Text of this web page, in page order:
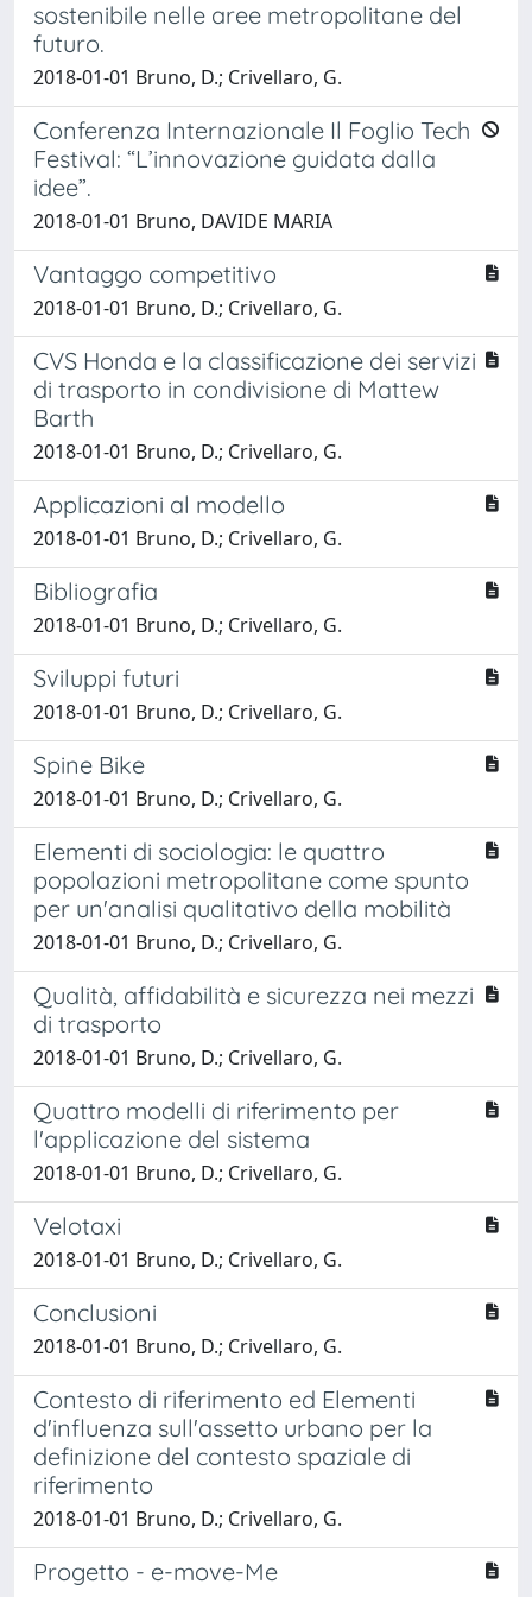
sostenibile nelle aree metropolitane del
futuro.
2018-01-01 Bruno, D.; Crivellaro, G.
Conferenza Internazionale Il Foglio Tech
Festival: “L’innovazione guidata dalla
idee”.
2018-01-01 Bruno, DAVIDE MARIA
Vantaggo competitivo
2018-01-01 Bruno, D.; Crivellaro, G.
CVS Honda e la classificazione dei servizi
di trasporto in condivisione di Mattew
Barth
2018-01-01 Bruno, D.; Crivellaro, G.
Applicazioni al modello
2018-01-01 Bruno, D.; Crivellaro, G.
Bibliografia
2018-01-01 Bruno, D.; Crivellaro, G.
Sviluppi futuri
2018-01-01 Bruno, D.; Crivellaro, G.
Spine Bike
2018-01-01 Bruno, D.; Crivellaro, G.
Elementi di sociologia: le quattro
popolazioni metropolitane come spunto
per un'analisi qualitativo della mobilità
2018-01-01 Bruno, D.; Crivellaro, G.
Qualità, affidabilità e sicurezza nei mezzi
di trasporto
2018-01-01 Bruno, D.; Crivellaro, G.
Quattro modelli di riferimento per
l'applicazione del sistema
2018-01-01 Bruno, D.; Crivellaro, G.
Velotaxi
2018-01-01 Bruno, D.; Crivellaro, G.
Conclusioni
2018-01-01 Bruno, D.; Crivellaro, G.
Contesto di riferimento ed Elementi
d'influenza sull'assetto urbano per la
definizione del contesto spaziale di
riferimento
2018-01-01 Bruno, D.; Crivellaro, G.
Progetto - e-move-Me